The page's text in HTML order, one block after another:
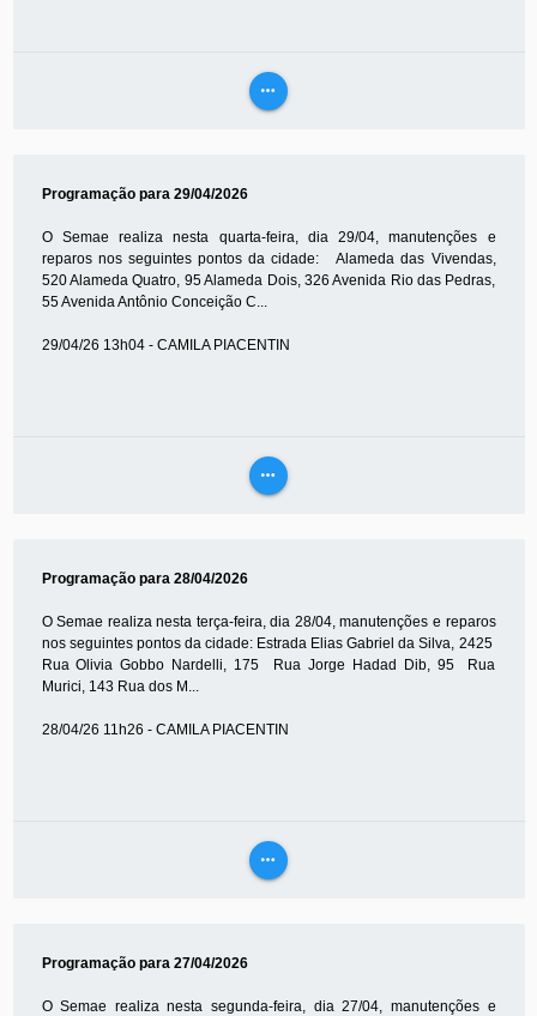
more_horiz
Programação para 29/04/2026
O Semae realiza nesta quarta-feira, dia 29/04, manutenções e
reparos nos seguintes pontos da cidade: Alameda das Vivendas,
520 Alameda Quatro, 95 Alameda Dois, 326 Avenida Rio das Pedras,
55 Avenida Antônio Conceição C...
29/04/26 13h04 - CAMILA PIACENTIN
more_horiz
Programação para 28/04/2026
O Semae realiza nesta terça-feira, dia 28/04, manutenções e reparos
nos seguintes pontos da cidade: Estrada Elias Gabriel da Silva, 2425
Rua Olivia Gobbo Nardelli, 175 Rua Jorge Hadad Dib, 95 Rua
Murici, 143 Rua dos M...
28/04/26 11h26 - CAMILA PIACENTIN
more_horiz
Programação para 27/04/2026
O Semae realiza nesta segunda-feira, dia 27/04, manutenções e